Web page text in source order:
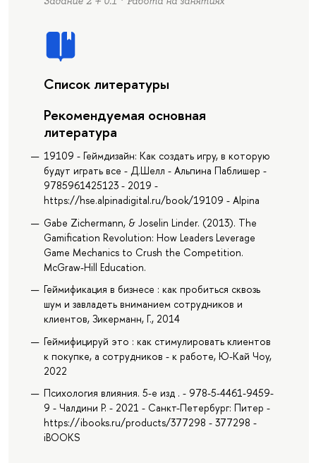
Список литературы
Рекомендуемая основная
литература
19109 - Геймдизайн: Как создать игру, в которую
будут играть все - Д.Шелл - Альпина Паблишер -
9785961425123 - 2019 -
https://hse.alpinadigital.ru/book/19109 - Alpina
Gabe Zichermann, & Joselin Linder. (2013). The
Gamification Revolution: How Leaders Leverage
Game Mechanics to Crush the Competition.
McGraw-Hill Education.
Геймификация в бизнесе : как пробиться сквозь
шум и завладеть вниманием сотрудников и
клиентов, Зикерманн, Г., 2014
Геймифицируй это : как стимулировать клиентов
к покупке, а сотрудников - к работе, Ю-Кай Чоу,
2022
Психология влияния. 5-е изд . - 978-5-4461-9459-
9 - Чалдини Р. - 2021 - Санкт-Петербург: Питер -
https://ibooks.ru/products/377298 - 377298 -
iBOOKS